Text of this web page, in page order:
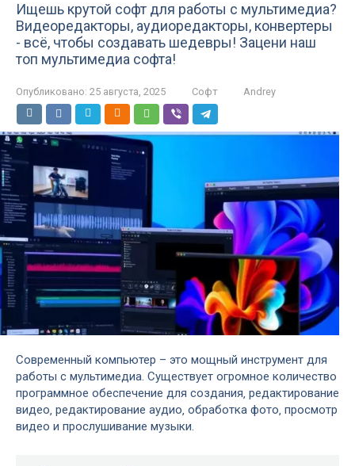
Ищешь крутой софт для работы с мультимедиа?
Видеоредакторы, аудиоредакторы, конвертеры
- всё, чтобы создавать шедевры! Зацени наш
топ мультимедиа софта!
Опубликовано: 25 августа, 2025 Софт Andrey
Современный компьютер – это мощный инструмент для
работы с мультимедиа. Существует огромное количество
программное обеспечение для создания‚ редактирование
видео‚ редактирование аудио‚ обработка фото‚ просмотр
видео и прослушивание музыки.